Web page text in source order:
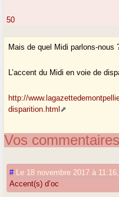
50
Mais de quel Midi parlons-nous
L’accent du Midi en voie de
http://
disparition.html
Vos commentaires
# Le 18 novembre 2017 à 11:16
Accent(s) d’oc